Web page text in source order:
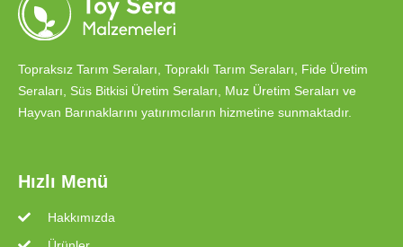
Topraksız Tarım Seraları, Topraklı Tarım Seraları, Fide Üretim
Seraları, Süs Bitkisi Üretim Seraları, Muz Üretim Seraları ve
Hayvan Barınaklarını yatırımcıların hizmetine sunmaktadır.
Hızlı Menü
Hakkımızda